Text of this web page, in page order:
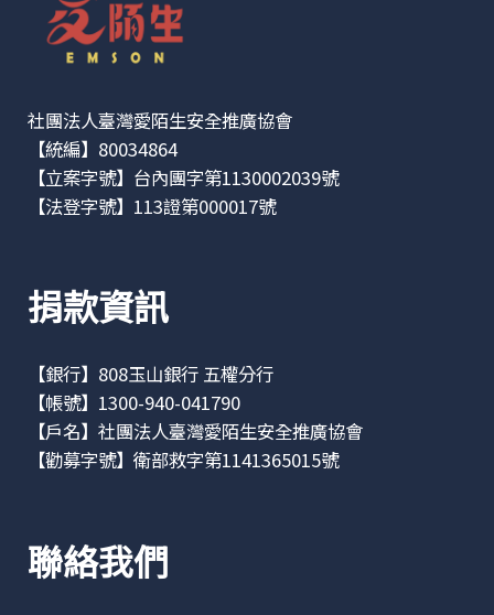
社團法人臺灣愛陌生安全推廣協會
【統編】80034864
【立案字號】台內團字第1130002039號
【法登字號】113證第000017號
捐款資訊
【銀行】808玉山銀行 五權分行
【帳號】1300-940-041790
【戶名】社團法人臺灣愛陌生安全推廣協會
【勸募字號】衛部救字第1141365015號
聯絡我們